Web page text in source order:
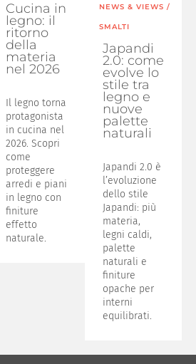
Cucina in
legno: il
ritorno
della
materia
nel 2026
Il legno torna
protagonista
in cucina nel
2026. Scopri
come
proteggere
arredi e piani
in legno con
finiture
effetto
naturale.
NEWS & VIEWS /
SMALTI
Japandi
2.0: come
evolve lo
stile tra
legno e
nuove
palette
naturali
Japandi 2.0 è
l’evoluzione
dello stile
Japandi: più
materia,
legni caldi,
palette
naturali e
finiture
opache per
interni
equilibrati.